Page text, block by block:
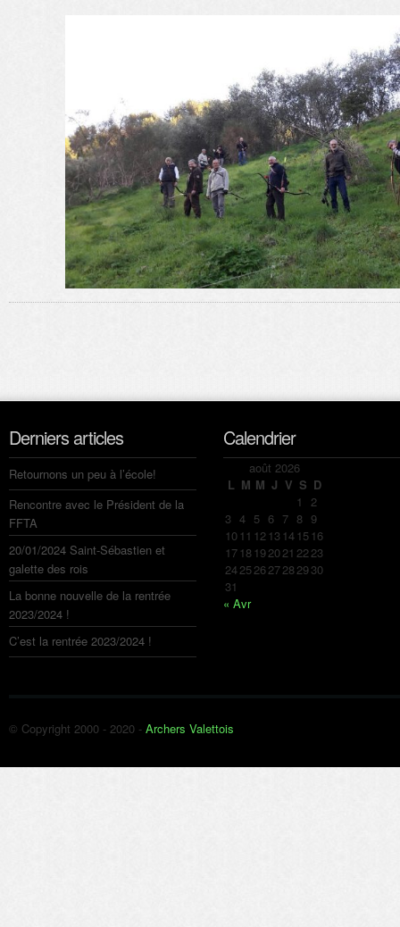
Derniers articles
Retournons un peu à l’école!
Rencontre avec le Président de la
FFTA
20/01/2024 Saint-Sébastien et
galette des rois
La bonne nouvelle de la rentrée
2023/2024 !
C’est la rentrée 2023/2024 !
Calendrier
août 2026
L M M J V S D
1 2
3 4 5 6 7 8 9
10 11 12 13 14 15 16
17 18 192021 2223
24252627282930
31
« Avr
© Copyright 2000 - 2020 - Archers Valettois